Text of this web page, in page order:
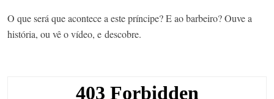
O que será que acontece a este príncipe? E ao barbeiro? Ouve a
história, ou vê o vídeo, e descobre.